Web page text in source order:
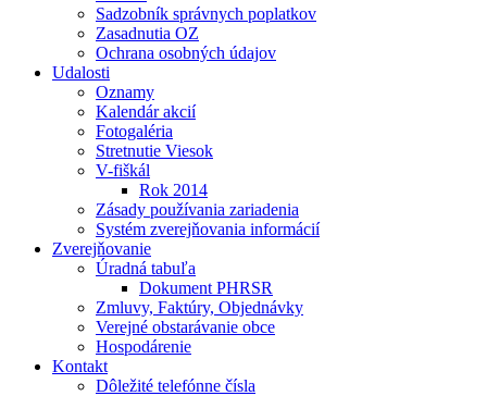
Sadzobník správnych poplatkov
Zasadnutia OZ
Ochrana osobných údajov
Udalosti
Oznamy
Kalendár akcií
Fotogaléria
Stretnutie Viesok
V-fiškál
Rok 2014
Zásady používania zariadenia
Systém zverejňovania informácií
Zverejňovanie
Úradná tabuľa
Dokument PHRSR
Zmluvy, Faktúry, Objednávky
Verejné obstarávanie obce
Hospodárenie
Kontakt
Dôležité telefónne čísla